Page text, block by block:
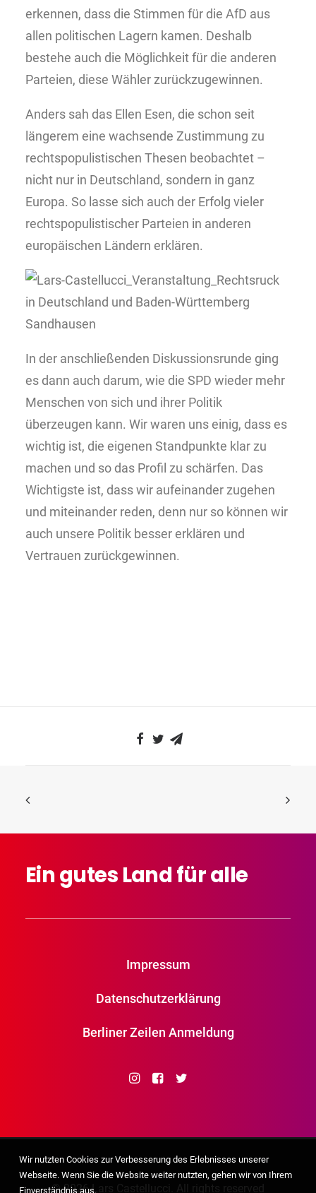
erkennen, dass die Stimmen für die AfD aus
allen politischen Lagern kamen. Deshalb
bestehe auch die Möglichkeit für die anderen
Parteien, diese Wähler zurückzugewinnen.
Anders sah das Ellen Esen, die schon seit
längerem eine wachsende Zustimmung zu
rechtspopulistischen Thesen beobachtet –
nicht nur in Deutschland, sondern in ganz
Europa. So lasse sich auch der Erfolg vieler
rechtspopulistischer Parteien in anderen
europäischen Ländern erklären.
In der anschließenden Diskussionsrunde ging
es dann auch darum, wie die SPD wieder mehr
Menschen von sich und ihrer Politik
überzeugen kann. Wir waren uns einig, dass es
wichtig ist, die eigenen Standpunkte klar zu
machen und so das Profil zu schärfen. Das
Wichtigste ist, dass wir aufeinander zugehen
und miteinander reden, denn nur so können wir
auch unsere Politik besser erklären und
Vertrauen zurückgewinnen.
EingutesLandfüralle
Impressum
Datenschutzerklärung
Berliner Zeilen Anmeldung
© 2026 Lars Castellucci. All rights reserved
Wir nutzten Cookies zur Verbesserung des Erlebnisses unserer
Webseite. Wenn Sie die Website weiter nutzten, gehen wir von Ihrem
Einverständnis aus.